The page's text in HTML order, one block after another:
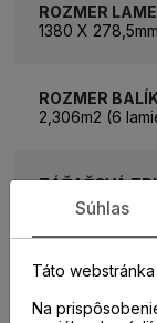
ROZMER
1380 X 278,5mm
ROZMER
2,306m2 (6
ZÁŤAŽOVÁ
TYP SPOJA
Súhlas
Táto
Na